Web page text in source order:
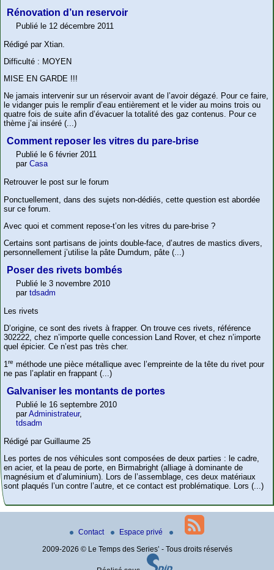
Rénovation d’un reservoir
Publié le 12 décembre 2011
Rédigé par Xtian.
Difficulté : MOYEN
MISE EN GARDE !!!
Ne jamais intervenir sur un réservoir avant de l’avoir dégazé. Pour ce faire,
le vidanger puis le remplir d’eau entièrement et le vider au moins trois ou
quatre fois de suite afin d’évacuer la totalité des gaz contenus. Pour ce
thème j’ai inséré (...)
Comment reposer les vitres du pare-brise
Publié le 6 février 2011
par Casa
Retrouver le post sur le forum
Ponctuellement, dans des sujets non-dédiés, cette question est abordée
sur ce forum.
Avec quoi et comment repose-t’on les vitres du pare-brise ?
Certains sont partisans de joints double-face, d’autres de mastics divers,
personnellement j’utilise la pâte Dumdum, pâte (...)
Poser des rivets bombés
Publié le 3 novembre 2010
par tdsadm
Les rivets
D’origine, ce sont des rivets à frapper. On trouve ces rivets, référence
302222, chez n’importe quelle concession Land Rover, et chez n’importe
quel épicier. Ce n’est pas très cher.
1re méthode une pièce métallique avec l’empreinte de la tête du rivet pour
ne pas l’aplatir en frappant (...)
Galvaniser les montants de portes
Publié le 16 septembre 2010
parAdministrateur,
tdsadm
Rédigé par Guillaume 25
Les portes de nos véhicules sont composées de deux parties : le cadre,
en acier, et la peau de porte, en Birmabright (alliage à dominante de
magnésium et d’aluminium). Lors de l’assemblage, ces deux matériaux
sont plaqués l’un contre l’autre, et ce contact est problématique. Lors (...)
Contact
Espace privé
2009-2026 © Le Temps des Series’ - Tous droits réservés